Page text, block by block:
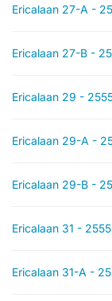
Ericalaan 27-A -
Ericalaan 27-B -
Ericalaan 29 -
Ericalaan 29-A -
Ericalaan 29-B -
Ericalaan 31 -
Ericalaan 31-A -